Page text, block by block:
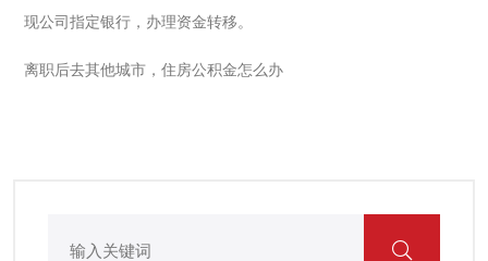
现公司指定银行，办理资金转移。
离职后去其他城市，住房公积金怎么办